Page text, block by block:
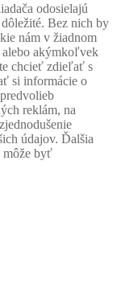
odosielajú
Bez nich by
nám v žiadnom
alebo akýmkoľvek
chcieť zdieľať s
si informácie o
reklám, na
údajov. Ďalšia
môže byť